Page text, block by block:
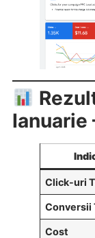
Ianuarie
Click-uri
Conversii
Cost